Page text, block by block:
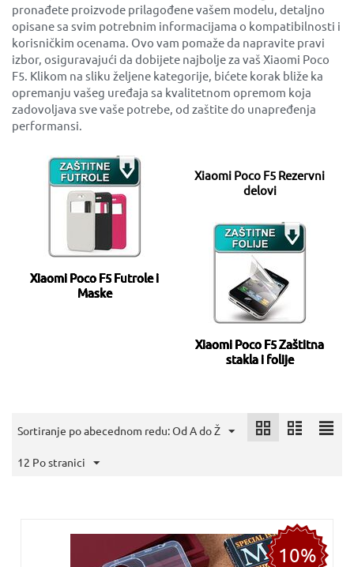
pronađete proizvode prilagođene vašem modelu, detaljno
opisane sa svim potrebnim informacijama o kompatibilnosti i
korisničkim ocenama. Ovo vam pomaže da napravite pravi
izbor, osiguravajući da dobijete najbolje za vaš Xiaomi Poco
F5. Klikom na sliku željene kategorije, bićete korak bliže ka
opremanju vašeg uređaja sa kvalitetnom opremom koja
zadovoljava sve vaše potrebe, od zaštite do unapređenja
performansi.
Xiaomi Poco F5 Futrole i
Maske
Xiaomi Poco F5 Rezervni
delovi
Xiaomi Poco F5 Zaštitna
stakla i folije
Sortiranje po abecednom redu: Od A do Ž
12 Po stranici
10%